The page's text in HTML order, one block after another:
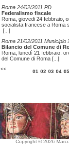
Roma 24/02/2011 PD
Federalismo fiscale
Roma, giovedi 24 febbraio,
socialista francese a Roma
[...]
Roma 21/02/2011 Municipio
Bilancio del Comune di
Roma, lunedì 21 febbraio,
del Comune di Roma [...]
<< 01 02 03 04 05
Copyright © 2026